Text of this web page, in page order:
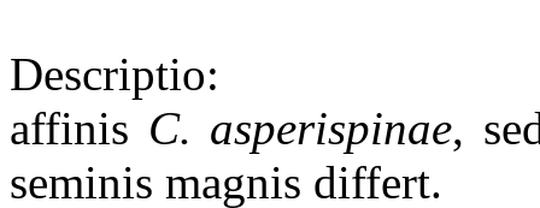
Descriptio:
affinis C. asperispinae,
seminis magnis differt.